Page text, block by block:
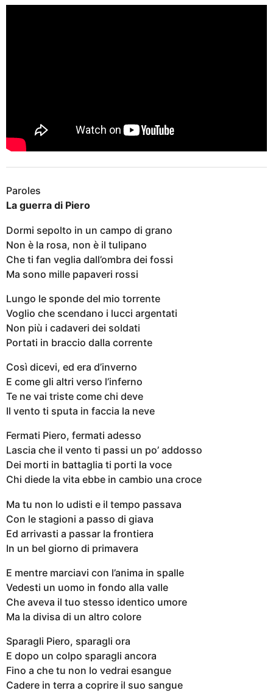
Paroles
La guerra di Piero
Dormi sepolto in un campo di grano
Non è la rosa, non è il tulipano
Che ti fan veglia dall’ombra dei fossi
Ma sono mille papaveri rossi
Lungo le sponde del mio torrente
Voglio che scendano i lucci argentati
Non più i cadaveri dei soldati
Portati in braccio dalla corrente
Così dicevi, ed era d’inverno
E come gli altri verso l’inferno
Te ne vai triste come chi deve
Il vento ti sputa in faccia la neve
Fermati Piero, fermati adesso
Lascia che il vento ti passi un po’ addosso
Dei morti in battaglia ti porti la voce
Chi diede la vita ebbe in cambio una croce
Ma tu non lo udisti e il tempo passava
Con le stagioni a passo di giava
Ed arrivasti a passar la frontiera
In un bel giorno di primavera
E mentre marciavi con l’anima in spalle
Vedesti un uomo in fondo alla valle
Che aveva il tuo stesso identico umore
Ma la divisa di un altro colore
Sparagli Piero, sparagli ora
E dopo un colpo sparagli ancora
Fino a che tu non lo vedrai esangue
Cadere in terra a coprire il suo sangue